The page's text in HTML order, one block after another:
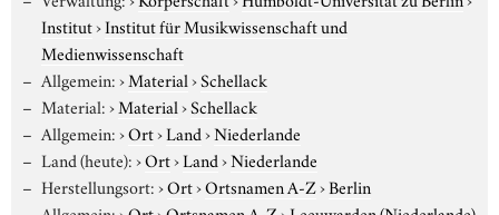
Institut›Institut für Musikwissenschaft und
Medienwissenschaft
Allgemein:›Material›Schellack
Material:›Material›Schellack
Allgemein:›Ort›Land›Niederlande
Land (heute):›Ort›Land›Niederlande
Herstellungsort:›Ort›Ortsnamen A-Z›Berlin